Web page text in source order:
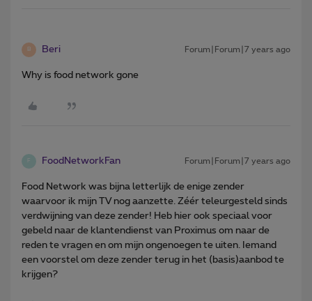
B Beri Forum|Forum|7 years ago
Why is food network gone
F FoodNetworkFan Forum|Forum|7 years ago
Food Network was bijna letterlijk de enige zender
waarvoor ik mijn TV nog aanzette. Zéér teleurgesteld sinds
verdwijning van deze zender! Heb hier ook speciaal voor
gebeld naar de klantendienst van Proximus om naar de
reden te vragen en om mijn ongenoegen te uiten. Iemand
een voorstel om deze zender terug in het (basis)aanbod te
krijgen?